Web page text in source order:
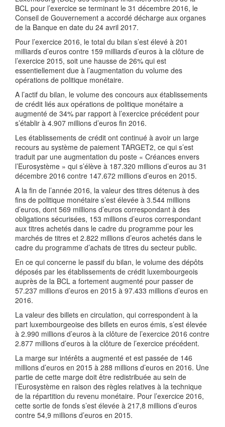
BCL pour l’exercice se terminant le 31 décembre 2016, le
Conseil de Gouvernement a accordé décharge aux organes
de la Banque en date du 24 avril 2017.
Pour l’exercice 2016, le total du bilan s’est élevé à 201
milliards d’euros contre 159 milliards d’euros à la clôture de
l’exercice 2015, soit une hausse de 26% qui est
essentiellement due à l’augmentation du volume des
opérations de politique monétaire.
A l’actif du bilan, le volume des concours aux établissements
de crédit liés aux opérations de politique monétaire a
augmenté de 34% par rapport à l’exercice précédent pour
s’établir à 4.907 millions d’euros fin 2016.
Les établissements de crédit ont continué à avoir un large
recours au système de paiement TARGET2, ce qui s’est
traduit par une augmentation du poste « Créances envers
l’Eurosystème » qui s’élève à 187.320 millions d’euros au 31
décembre 2016 contre 147.672 millions d’euros en 2015.
A la fin de l’année 2016, la valeur des titres détenus à des
fins de politique monétaire s’est élevée à 3.544 millions
d’euros, dont 569 millions d’euros correspondant à des
obligations sécurisées, 153 millions d’euros correspondant
aux titres achetés dans le cadre du programme pour les
marchés de titres et 2.822 millions d’euros achetés dans le
cadre du programme d’achats de titres du secteur public.
En ce qui concerne le passif du bilan, le volume des dépôts
déposés par les établissements de crédit luxembourgeois
auprès de la BCL a fortement augmenté pour passer de
57.237 millions d’euros en 2015 à 97.433 millions d’euros en
2016.
La valeur des billets en circulation, qui correspondent à la
part luxembourgeoise des billets en euros émis, s’est élevée
à 2.990 millions d’euros à la clôture de l’exercice 2016 contre
2.877 millions d’euros à la clôture de l’exercice précédent.
La marge sur intérêts a augmenté et est passée de 146
millions d’euros en 2015 à 288 millions d’euros en 2016. Une
partie de cette marge doit être redistribuée au sein de
l’Eurosystème en raison des règles relatives à la technique
de la répartition du revenu monétaire. Pour l’exercice 2016,
cette sortie de fonds s’est élevée à 217,8 millions d’euros
contre 54,9 millions d’euros en 2015.